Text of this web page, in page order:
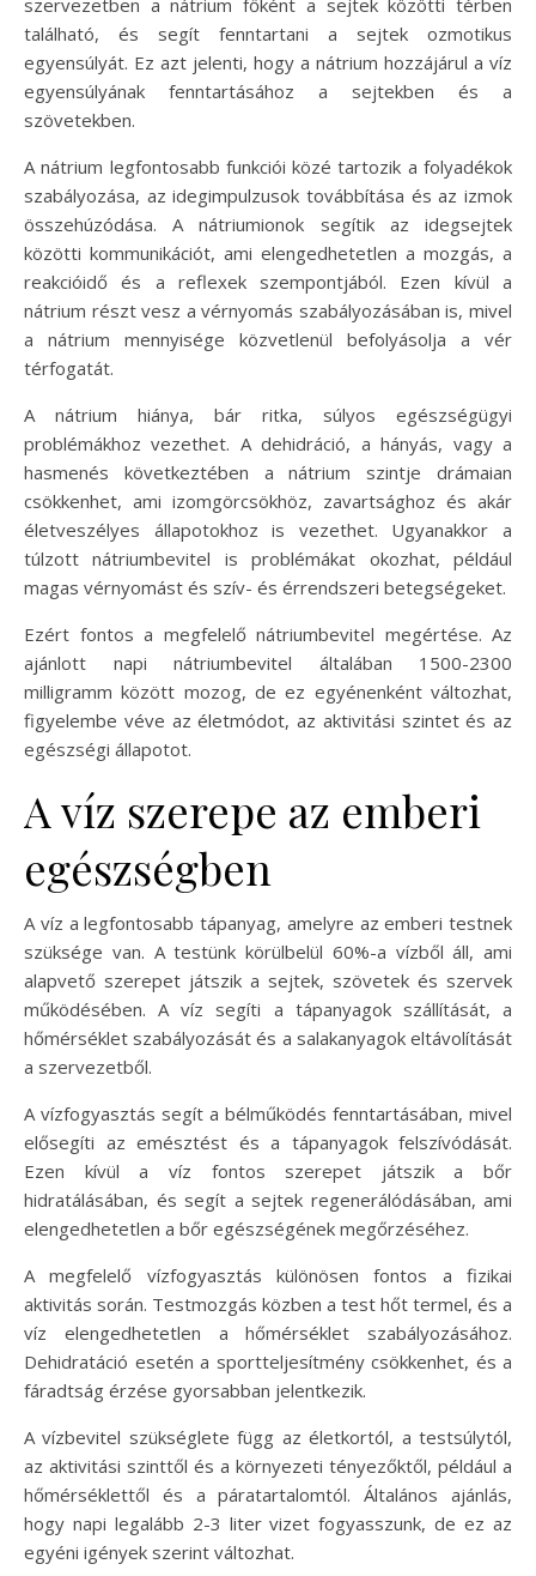
található, és segít fenntartani a sejtek ozmotikus
egyensúlyát. Ez azt jelenti, hogy a nátrium hozzájárul a víz
egyensúlyának fenntartásához a sejtekben és a
szövetekben.
A nátrium legfontosabb funkciói közé tartozik a folyadékok
szabályozása, az idegimpulzusok továbbítása és az izmok
összehúzódása. A nátriumionok segítik az idegsejtek
közötti kommunikációt, ami elengedhetetlen a mozgás, a
reakcióidő és a reflexek szempontjából. Ezen kívül a
nátrium részt vesz a vérnyomás szabályozásában is, mivel
a nátrium mennyisége közvetlenül befolyásolja a vér
térfogatát.
A nátrium hiánya, bár ritka, súlyos egészségügyi
problémákhoz vezethet. A dehidráció, a hányás, vagy a
hasmenés következtében a nátrium szintje drámaian
csökkenhet, ami izomgörcsökhöz, zavartsághoz és akár
életveszélyes állapotokhoz is vezethet. Ugyanakkor a
túlzott nátriumbevitel is problémákat okozhat, például
magas vérnyomást és szív- és érrendszeri betegségeket.
Ezért fontos a megfelelő nátriumbevitel megértése. Az
ajánlott napi nátriumbevitel általában 1500-2300
milligramm között mozog, de ez egyénenként változhat,
figyelembe véve az életmódot, az aktivitási szintet és az
egészségi állapotot.
A víz szerepe az emberi
egészségben
A víz a legfontosabb tápanyag, amelyre az emberi testnek
szüksége van. A testünk körülbelül 60%-a vízből áll, ami
alapvető szerepet játszik a sejtek, szövetek és szervek
működésében. A víz segíti a tápanyagok szállítását, a
hőmérséklet szabályozását és a salakanyagok eltávolítását
a szervezetből.
A vízfogyasztás segít a bélműködés fenntartásában, mivel
elősegíti az emésztést és a tápanyagok felszívódását.
Ezen kívül a víz fontos szerepet játszik a bőr
hidratálásában, és segít a sejtek regenerálódásában, ami
elengedhetetlen a bőr egészségének megőrzéséhez.
A megfelelő vízfogyasztás különösen fontos a fizikai
aktivitás során. Testmozgás közben a test hőt termel, és a
víz elengedhetetlen a hőmérséklet szabályozásához.
Dehidratáció esetén a sportteljesítmény csökkenhet, és a
fáradtság érzése gyorsabban jelentkezik.
A vízbevitel szükséglete függ az életkortól, a testsúlytól,
az aktivitási szinttől és a környezeti tényezőktől, például a
hőmérséklettől és a páratartalomtól. Általános ajánlás,
hogy napi legalább 2-3 liter vizet fogyasszunk, de ez az
egyéni igények szerint változhat.